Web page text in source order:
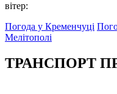
вітер:
Погода у Кременчуці
Мелітополі
ТРАНСПОРТ